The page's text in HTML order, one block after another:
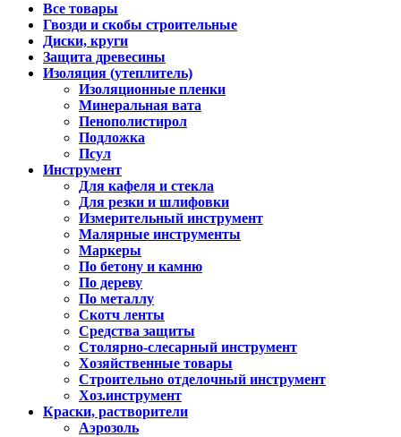
Все товары
Гвозди и скобы строительные
Диски, круги
Защита древесины
Изоляция (утеплитель)
Изоляционные пленки
Минеральная вата
Пенополистирол
Подложка
Псул
Инструмент
Для кафеля и стекла
Для резки и шлифовки
Измерительный инструмент
Малярные инструменты
Маркеры
По бетону и камню
По дереву
По металлу
Скотч ленты
Средства защиты
Столярно-слесарный инструмент
Хозяйственные товары
Строительно отделочный инструмент
Хоз.инструмент
Краски, растворители
Аэрозоль